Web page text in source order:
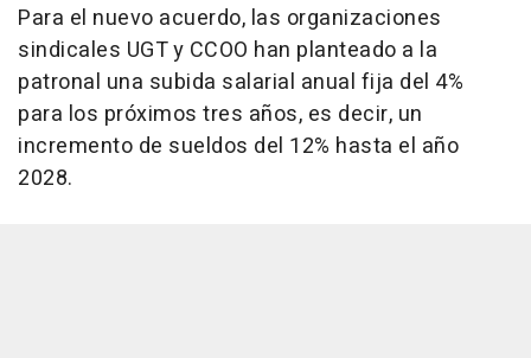
Para el nuevo acuerdo, las organizaciones
sindicales UGT y CCOO han planteado a la
patronal una subida salarial anual fija del 4%
para los próximos tres años, es decir, un
incremento de sueldos del 12% hasta el año
2028.